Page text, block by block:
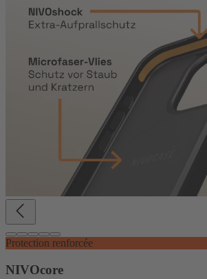
Protection renforcée
NIVOcore